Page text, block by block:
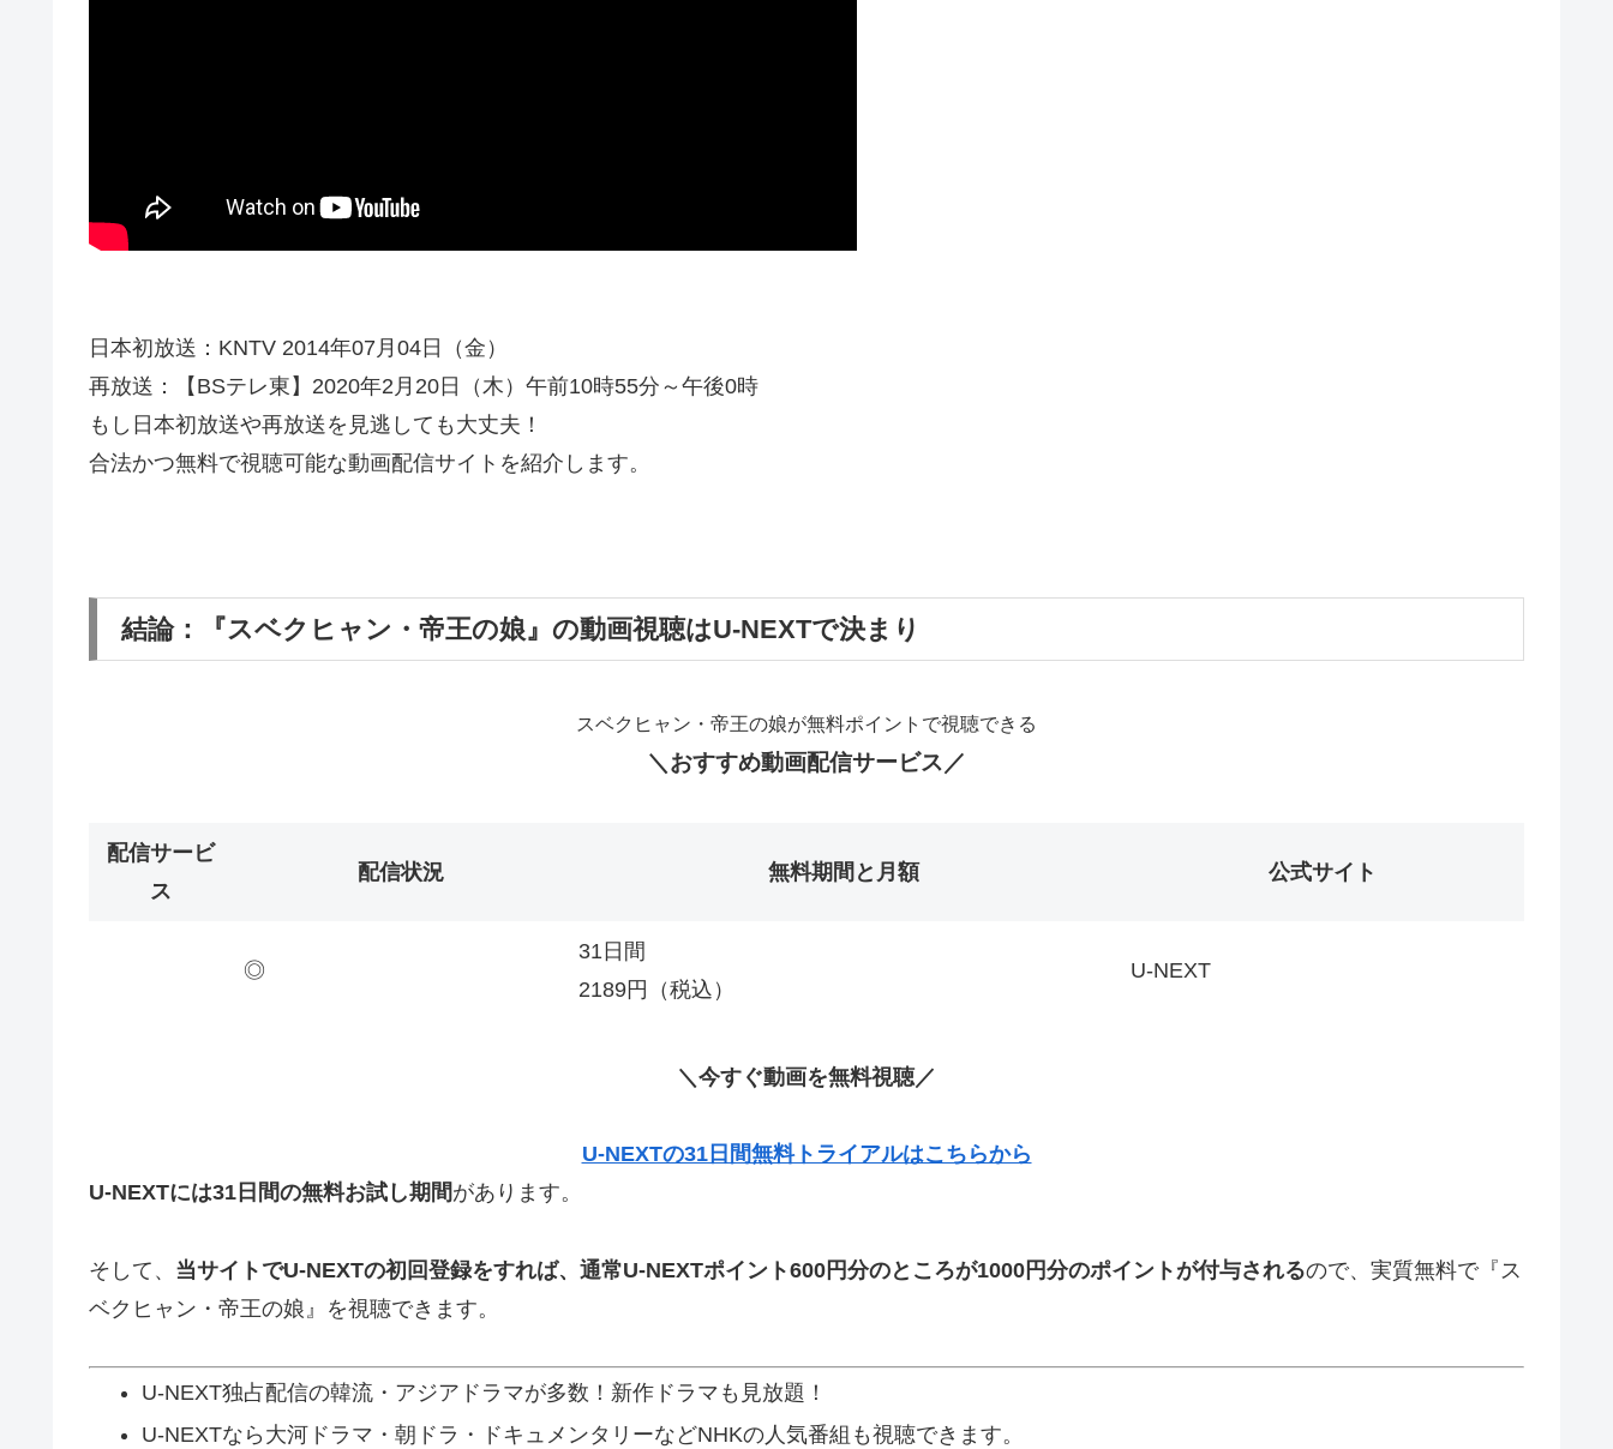
日本初放送：KNTV 2014年07月04日（金）
再放送：【BSテレ東】2020年2月20日（木）午前10時55分～午後0時
もし日本初放送や再放送を見逃しても大丈夫！
合法かつ無料で視聴可能な動画配信サイトを紹介します。
結論：『スベクヒャン・帝王の娘』の動画視聴はU-NEXTで決まり
スベクヒャン・帝王の娘が無料ポイントで視聴できる
＼おすすめ動画配信サービス／
配信サービ
ス
配信状況 無料期間と月額 公式サイト
◎
31日間
2189円（税込）
U-NEXT
＼今すぐ動画を無料視聴／
U-NEXTの31日間無料トライアルはこちらから
U-NEXTには31日間の無料お試し期間があります。
そして、 当サイトでU-NEXTの初回登録をすれば、通常U-NEXTポイント600円分のところが1000 円分のポイントが付与されるので、実質無料で『ス
ベクヒャン・帝王の娘』を視聴できます。
U-NEXT独占配信の韓流・アジアドラマが多数！新作ドラマも見放題！
U-NEXTなら大河ドラマ・朝ドラ・ドキュメンタリーなどNHKの人気番組も視聴できます。